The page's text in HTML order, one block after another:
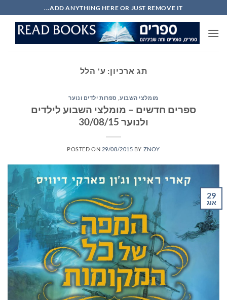
to
content
ADD ANYTHING HERE OR JUST REMOVE IT...
תג ארכיון: ע' הלל
מומלצי השבוע ספרות ילדים ונוער
ספרים חדשים – מומלצי השבוע לילדים
ולנוער 30/08/15
POSTED ON 29/08/2015 BY ZNOY
29
אוג